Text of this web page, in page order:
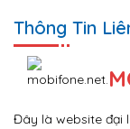
Thông Tin
Đây là website đại